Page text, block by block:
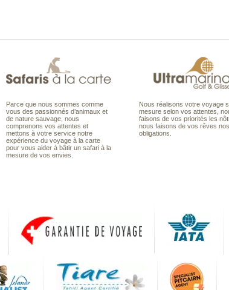
Parce que nous sommes comme
vous des passionnés d’animaux et
de nature sauvage, nous
comprenons vos attentes et
mettons à votre service notre
expérience du voyage à la carte
pour vous aider à bâtir un safari à la
mesure de vos envies.
Nous réalisons votre voyage
mesure selon vos attentes,
faisons de vos priorités les
nous faisons de vos rêves nos
obligations.